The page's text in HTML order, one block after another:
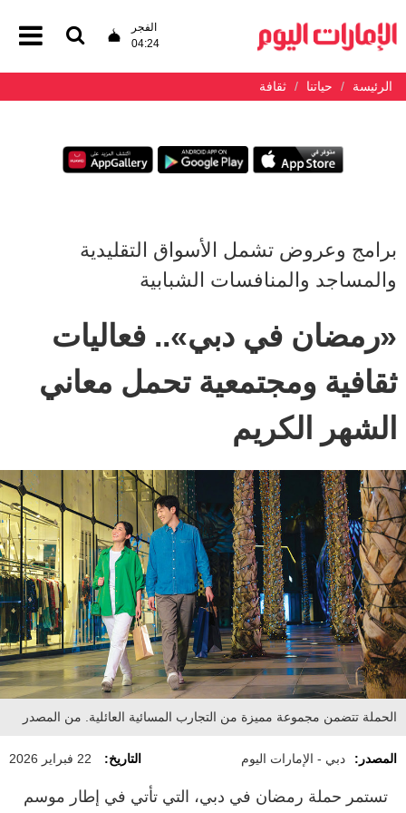
الفجر
04:24
الرئيسة حياتنا ثقافة
برامج وعروض تشمل الأسواق التقليدية
والمساجد والمنافسات الشبابية
«رمضان في دبي».. فعاليات
ثقافية ومجتمعية تحمل معاني
الشهر الكريم
الحملة تتضمن مجموعة مميزة من التجارب المسائية العائلية. من المصدر
المصدر: دبي - الإمارات اليوم التاريخ: 22 فبراير 2026
تستمر حملة رمضان في دبي، التي تأتي في إطار موسم